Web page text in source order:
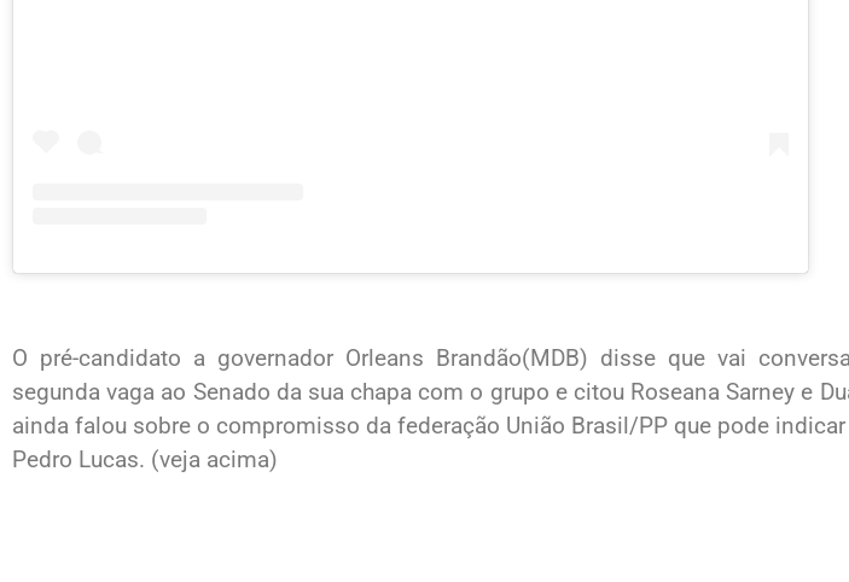
O pré-candidato a governador Orleans Brandão(MDB) disse que vai
segunda vaga ao Senado da sua chapa com o grupo e citou Roseana Sarney e
ainda falou sobre o compromisso da federação União Brasil/PP que pode
Pedro Lucas. (veja acima)